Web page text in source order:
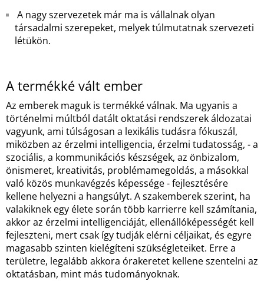
A nagy szervezetek már ma is vállalnak olyan
társadalmi szerepeket, melyek túlmutatnak szervezeti
létükön.
A termékké vált ember
Az emberek maguk is termékké válnak. Ma ugyanis a
történelmi múltból datált oktatási rendszerek áldozatai
vagyunk, ami túlságosan a lexikális tudásra fókuszál,
miközben az érzelmi intelligencia, érzelmi tudatosság, - a
szociális, a kommunikációs készségek, az önbizalom,
önismeret, kreativitás, problémamegoldás, a másokkal
való közös munkavégzés képessége - fejlesztésére
kellene helyezni a hangsúlyt. A szakemberek szerint, ha
valakiknek egy élete során több karrierre kell számítania,
akkor az érzelmi intelligenciáját, ellenállóképességét kell
fejleszteni, mert csak így tudják elérni céljaikat, és egyre
magasabb szinten kielégíteni szükségleteiket. Erre a
területre, legalább akkora órakeretet kellene szentelni az
oktatásban, mint más tudományoknak.